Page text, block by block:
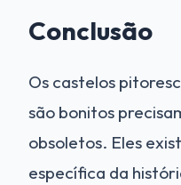
Conclusão
Os castelos
são bonitos
obsoletos. Eles
específica da